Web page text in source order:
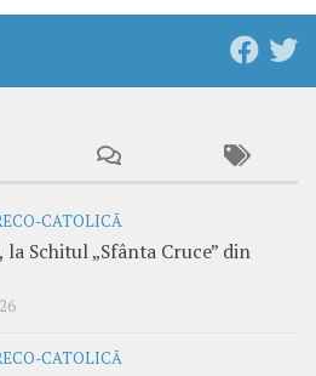
CATOLICĂ
la Schitul „Sfânta Cruce” din
CATOLICĂ